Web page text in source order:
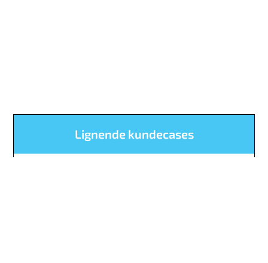
Lignende kundecases